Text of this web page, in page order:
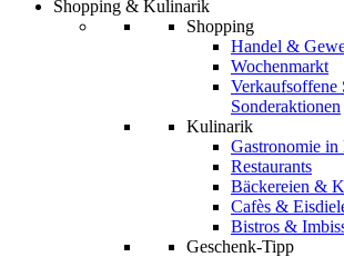
Shopping & Kulinarik
Shopping
Handel &
Wochenmarkt
Verkaufsoffene
Sonderaktionen
Kulinarik
Gastronomie in
Restaurants
Bäckereien &
Cafès &
Bistros &
Geschenk-Tipp